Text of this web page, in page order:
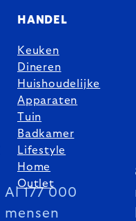
Al 177 000
mensen
HANDEL
Keuken
Dineren
Huishoudelijke
Apparaten
Tuin
Badkamer
Lifestyle
Home
Outlet